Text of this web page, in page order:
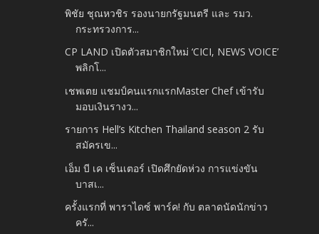
พิชัย ชุณหวชิร รองนายกรัฐมนตรี และ รมว.
กระทรวงการ...
CP LAND เปิดตัวสมาชิกใหม่ ‘CICI, NEWS VOICE’
พลิกโ...
เชพเตย แชมป์คนแรกแรกMaster Chef เข้ารับ
มอบเงินรางว...
รายการ Hell’s Kitchen Thailand season 2 รับ
สมัครเข...
เอ็ม บี เค เซ็นเตอร์ เปิดศึกยัดห่วง การแข่งขัน
บาสเ...
ครั้งแรกที่ พาราไดซ์ พาร์ค! กับ ตลาดนัดนักข่าว
ครั...